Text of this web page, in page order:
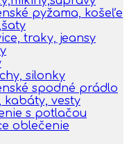
pyžama, košeľe
traky, jeansy
silonky
spodné prádlo
kabáty, vesty
s potlačou
oblečenie